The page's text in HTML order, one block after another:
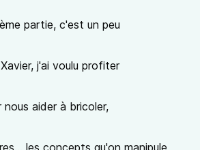
partie, c'est un peu
j'ai voulu profiter
aider à bricoler,
les concepts qu'on manipule